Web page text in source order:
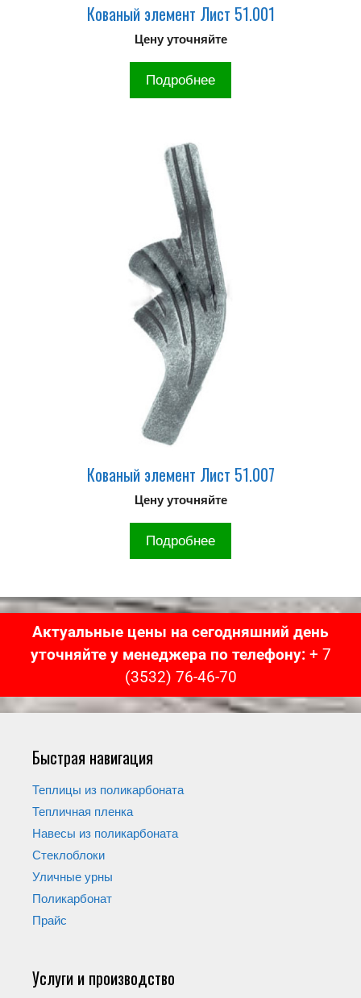
Кованый элемент Лист 51.001
Цену уточняйте
Подробнее
Кованый элемент Лист 51.007
Цену уточняйте
Подробнее
Актуальные цены на сегодняшний день
уточняйте у менеджера по телефону: + 7
(3532) 76-46-70
Быстрая навигация
Теплицы из поликарбоната
Тепличная пленка
Навесы из поликарбоната
Стеклоблоки
Уличные урны
Поликарбонат
Прайс
Услуги и производство